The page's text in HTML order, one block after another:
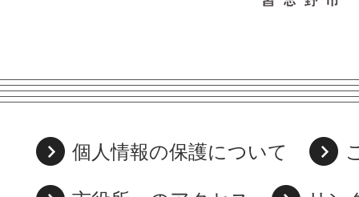
個人情報の保護について